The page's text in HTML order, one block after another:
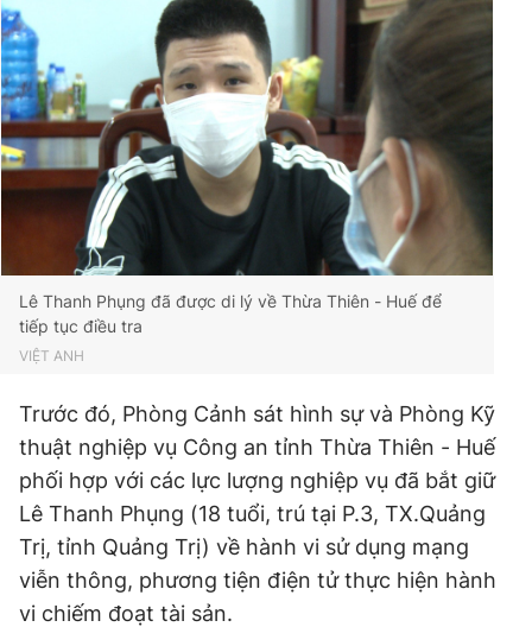
Đọc Thanh Niên trên điện thoại
Theo dõi báo trên
Hotline
0906 645 777
Liên hệ quảng cáo
0908 780 404
Đặt báo
Tổng biên tập: Nguyễn Ngọc Toàn
Phó tổng biên tập thường trực: Hải Thành
Phó tổng biên tập: Lâm Hiếu Dũng
Phó tổng biên tập: Trần Việt Hưng
Tổng thư ký tòa soạn: Đức Trung
Giấy phép xuất bản số 110/GP - BTTTT cấp ngày 24.3.2020
© 2003-2026 Bản quyền thuộc về Báo Thanh Niên. Cấm sao
chép dưới mọi hình thức nếu không có sự chấp thuận bằng văn
bản. Phát triển bởi ePi Technologies, JSC.
Lê Thanh Phụng đã được di lý về Thừa Thiên - Huế để
tiếp tục điều tra
VIỆT ANH
Trước đó, Phòng Cảnh sát hình sự và Phòng Kỹ
thuật nghiệp vụ Công an tỉnh Thừa Thiên - Huế
phối hợp với các lực lượng nghiệp vụ đã bắt giữ
Lê Thanh Phụng (18 tuổi, trú tại P.3, TX.Quảng
Trị, tỉnh Quảng Trị) về hành vi sử dụng mạng
viễn thông, phương tiện điện tử thực hiện hành
vi chiếm đoạt tài sản.